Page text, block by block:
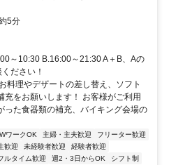
5分
～10:30 B.16:00～21:30 A＋B、Aの
ださい！
料理やデザートの差し替え、ソフト
充をお願いします！ お客様がご利用
った食器類の補充、バイキング会場の
ワークOK 主婦・主夫歓迎
フリーター歓迎
歓迎 未経験者歓迎
経験者歓迎
ルタイム歓迎 週2・3日からOK
シフト制